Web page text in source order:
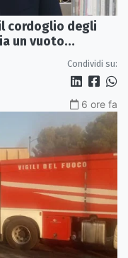
cordoglio degli
un vuoto
Condividi su:
6 ore fa